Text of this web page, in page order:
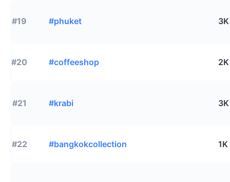
#19 #phuket 3K
#20 #coffeeshop 2K
#21 #krabi 3K
#22 #bangkokcollection 1K